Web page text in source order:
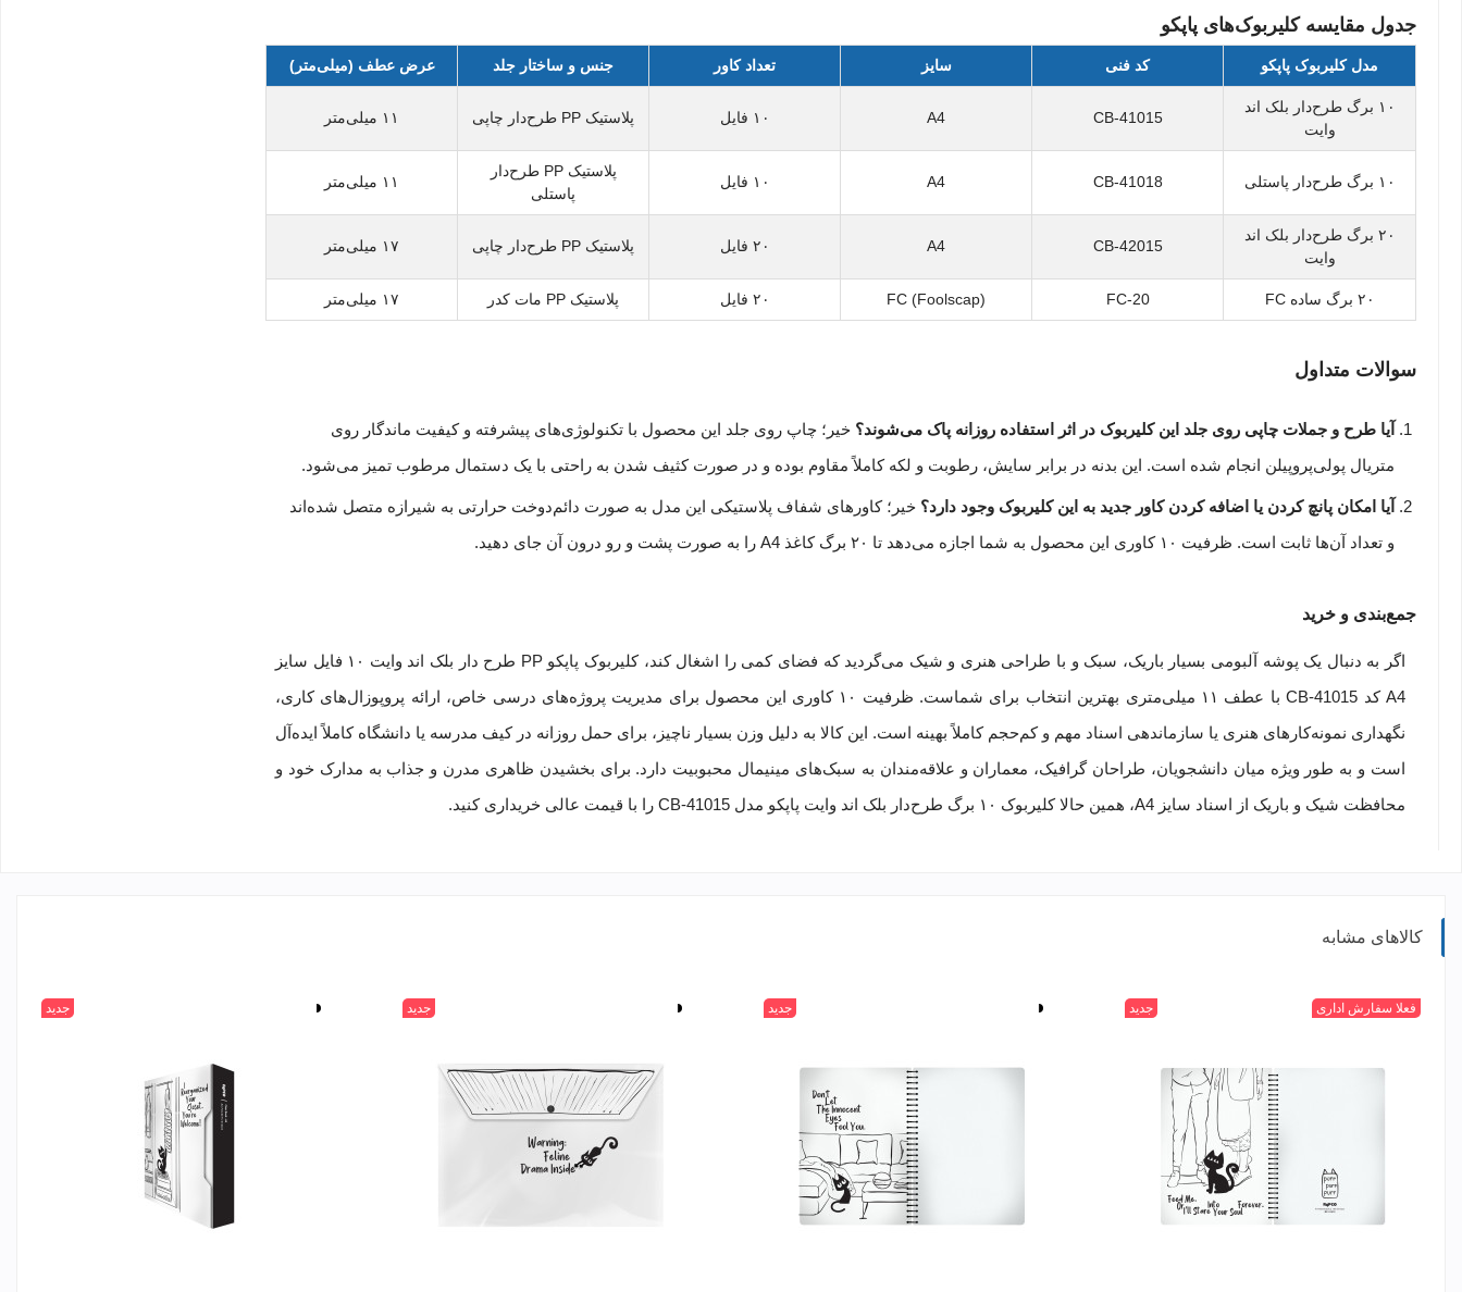
جدول مقایسه کلیربوک‌های پاپکو
مدل کلیربوک پاپکو کد فنی سایز تعداد کاور جنس و ساختار جلد عرض عطف (میلی‌متر)
۱۰ برگ طرح‌دار بلک اند
وایت
CB-41015
A4 ۱۰ فایل پلاستیک PP طرح‌دار چاپی ۱۱ میلی‌متر
۱۰ برگ طرح‌دار پاستلی CB-41018
A4 ۱۰ فایل
پلاستیک PP طرح‌دار
پاستلی
۱۱ میلی‌متر
۲۰ برگ طرح‌دار بلک اند
وایت
CB-42015
A4 ۲۰ فایل پلاستیک PP طرح‌دار چاپی ۱۷ میلی‌متر
۲۰ برگ ساده FC FC-20
FC (Foolscap) ۲۰ فایل پلاستیک PP مات کدر ۱۷ میلی‌متر
سوالات متداول
آیا طرح و جملات چاپی روی جلد این کلیربوک در اثر استفاده روزانه پاک می‌شوند؟ خیر؛ چاپ روی جلد این محصول با تکنولوژی‌های پیشرفته و کیفیت ماندگار روی
متریال پولی‌پروپیلن انجام شده است. این بدنه در برابر سایش، رطوبت و لکه کاملاً مقاوم بوده و در صورت کثیف شدن به راحتی با یک دستمال مرطوب تمیز می‌شود.
آیا امکان پانچ کردن یا اضافه کردن کاور جدید به این کلیربوک وجود دارد؟ خیر؛ کاورهای شفاف پلاستیکی این مدل به صورت دائم‌دوخت حرارتی به شیرازه متصل شده‌اند
و تعداد آن‌ها ثابت است. ظرفیت ۱۰ کاوری این محصول به شما اجازه می‌دهد تا ۲۰ برگ کاغذ A4 را به صورت پشت و رو درون آن جای دهید.
جمع‌بندی و خرید
اگر به دنبال یک پوشه آلبومی بسیار باریک، سبک و با طراحی هنری و شیک می‌گردید که فضای کمی را اشغال کند، کلیربوک پاپکو PP طرح دار بلک اند وایت ۱۰ فایل سایز
A4 کد CB-41015 با عطف ۱۱ میلی‌متری بهترین انتخاب برای شماست. ظرفیت ۱۰ کاوری این محصول برای مدیریت پروژه‌های درسی خاص، ارائه پروپوزال‌های کاری،
نگهداری نمونه‌کارهای هنری یا سازماندهی اسناد مهم و کم‌حجم کاملاً بهینه است. این کالا به دلیل وزن بسیار ناچیز، برای حمل روزانه در کیف مدرسه یا دانشگاه کاملاً ایده‌آل
است و به طور ویژه میان دانشجویان، طراحان گرافیک، معماران و علاقه‌مندان به سبک‌های مینیمال محبوبیت دارد. برای بخشیدن ظاهری مدرن و جذاب به مدارک خود و
محافظت شیک و باریک از اسناد سایز A4، همین حالا کلیربوک ۱۰ برگ طرح‌دار بلک اند وایت پاپکو مدل CB-41015 را با قیمت عالی خریداری کنید.
کالاهای مشابه
سفید
مشکی
جدید فعلا سفارش اداری سفید جدید سفید جدید سفید جدید